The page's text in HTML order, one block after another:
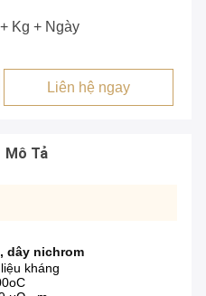
Kg + Ngày
Liên hệ ngay
Mô Tả
, dây nichrom
kháng